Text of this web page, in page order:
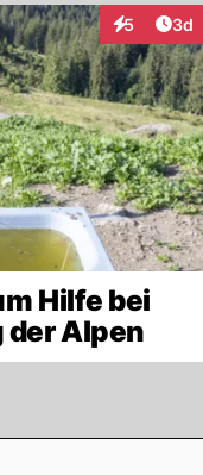
5 3d
Hilfe bei
der Alpen